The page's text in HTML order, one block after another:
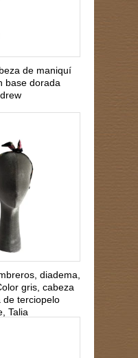
de maniquí
base dorada
diadema,
gris, cabeza
de terciopelo
Talia